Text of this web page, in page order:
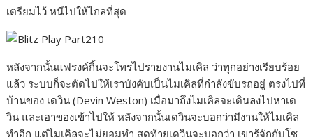
เตรียมไว้ หนีไปให้ไกลที่สุด
หลังจากนั้นแฟรงค์กิ้นจะโทรไปรายงานไมเคิล ว่าทุกอย่างเรียบร้อย
แล้ว ระบบก็จะตัดไปให้เราบังคับเป็นไมเคิลที่กำลังขับรถอยู่ ตรงไปที่
บ้านของ เดวิน (Devin Weston) เมื่อมาถึงไมเคิลจะเดินลงไปหาเด
วิน และเอาของเข้าไปให้ หลังจากนั้นเดวินจะบอกว่ามีงานให้ไมเคิล
ทำอีก แต่ไมเคิลจะไม่ยอมทำ สุดท้ายเดวินจะบอกว่า เขารู้จักกับโซ